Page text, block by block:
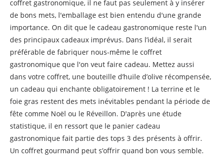
coffret gastronomique, il ne faut pas seulement à y insérer
de bons mets, l'emballage est bien entendu d'une grande
importance. On dit que le cadeau gastronomique reste l'un
des principaux cadeaux imprévus. Dans l’idéal, il serait
préférable de fabriquer nous-même le coffret
gastronomique que l'on veut faire cadeau. Mettez aussi
dans votre coffret, une bouteille d’huile d’olive récompensée,
un cadeau qui enchante obligatoirement ! La terrine et le
foie gras restent des mets inévitables pendant la période de
fête comme Noël ou le Réveillon. D'après une étude
statistique, il en ressort que le panier cadeau
gastronomique fait partie des tops 3 des présents à offrir.
Un coffret gourmand peut s’offrir quand bon vous semble.